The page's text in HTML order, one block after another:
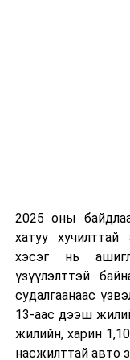
тэрбум төгрөгийн
2025 оны
хатуу
хэсэг нь
үзүүлэлттэй
судалгаанаас
13-аас дээш
жилийн, харин
насжилттай авто